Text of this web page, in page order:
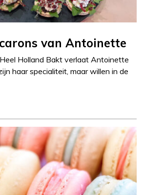
van Antoinette
Holland Bakt verlaat Antoinette
haar specialiteit, maar willen in de